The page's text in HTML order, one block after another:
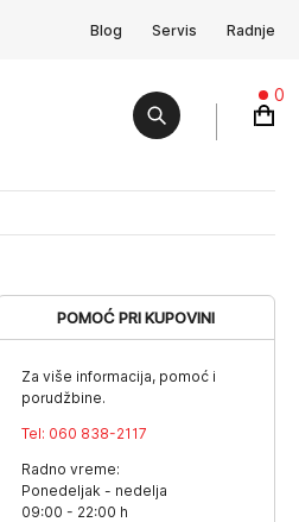
Blog Servis Radnje
0
POMOĆ PRI KUPOVINI
Za više informacija, pomoć i
porudžbine.
Tel: 060 838-2117
Radno vreme:
Ponedeljak - nedelja
09:00 - 22:00 h